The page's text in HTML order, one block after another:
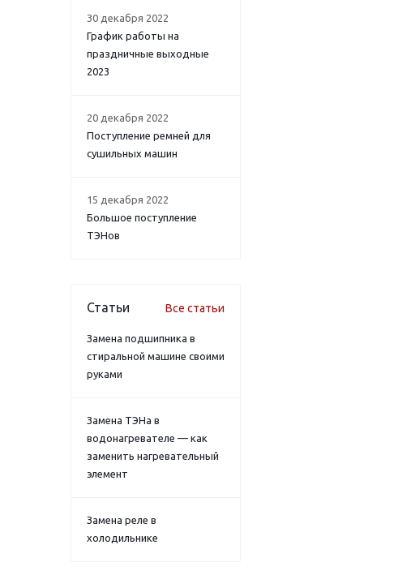
30 декабря 2022
График работы на
праздничные выходные
2023
20 декабря 2022
Поступление ремней для
сушильных машин
15 декабря 2022
Большое поступление
ТЭНов
Статьи Все статьи
Замена подшипника в
стиральной машине своими
руками
Замена ТЭНа в
водонагревателе — как
заменить нагревательный
элемент
Замена реле в
холодильнике